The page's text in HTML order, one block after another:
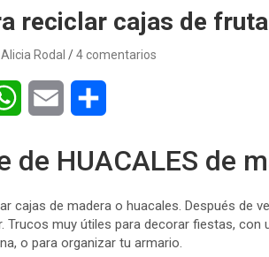
reciclar cajas de
Alicia Rodal 4 comentarios
a
t
s l
m
p
a
de HUACALES de
cajas de madera o huacales. Después de
Trucos muy útiles para decorar fiestas,
o para organizar tu armario.